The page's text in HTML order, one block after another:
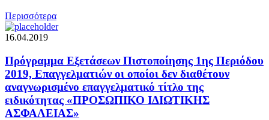
Περισσότερα
16.04.2019
Πρόγραμμα Εξετάσεων Πιστοποίησης 1ης Περιόδου
2019, Επαγγελματιών οι οποίοι δεν διαθέτουν
αναγνωρισμένο επαγγελματικό τίτλο της
ειδικότητας «ΠΡΟΣΩΠΙΚΟ ΙΔΙΩΤΙΚΗΣ
ΑΣΦΑΛΕΙΑΣ»